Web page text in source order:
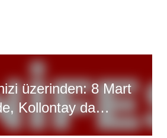
üzerinden: 8 Mart
Kollontay da